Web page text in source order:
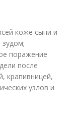
коже сыпи и
поражение
после
крапивницей,
узлов и